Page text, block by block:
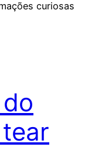
curiosas